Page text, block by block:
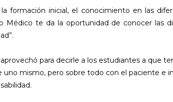
la formación inicial, el conocimiento en las
Médico te da la oportunidad de conocer las
para decirle a los estudiantes a que
uno mismo, pero sobre todo con el paciente e